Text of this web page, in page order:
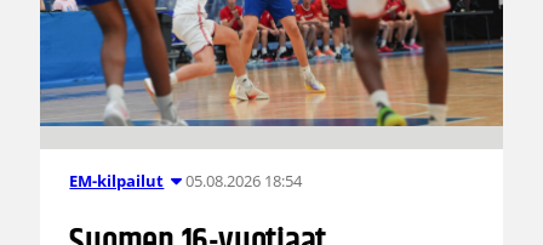
EM-kilpailut 05.08.2026 18:54